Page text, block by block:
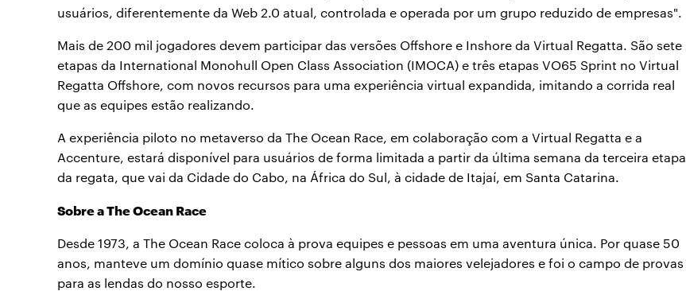
usuários, diferentemente da Web 2.0 atual, controlada e operada por um grupo reduzido de empresas".
Mais de 200 mil jogadores devem participar das versões Offshore e Inshore da Virtual Regatta. São sete
etapas da International Monohull Open Class Association (IMOCA) e três etapas VO65 Sprint no Virtual
Regatta Offshore, com novos recursos para uma experiência virtual expandida, imitando a corrida real
que as equipes estão realizando.
A experiência piloto no metaverso da The Ocean Race, em colaboração com a Virtual Regatta e a
Accenture, estará disponível para usuários de forma limitada a partir da última semana da terceira etapa
da regata, que vai da Cidade do Cabo, na África do Sul, à cidade de Itajaí, em Santa Catarina.
Sobre a The Ocean Race
Desde 1973, a The Ocean Race coloca à prova equipes e pessoas em uma aventura única. Por quase 50
anos, manteve um domínio quase mítico sobre alguns dos maiores velejadores e foi o campo de provas
para as lendas do nosso esporte.